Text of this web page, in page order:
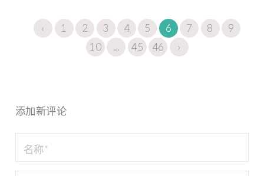
‹ 1 2 3 4 5 6 7 8
9
10
... 45 46 ›
添加新评论